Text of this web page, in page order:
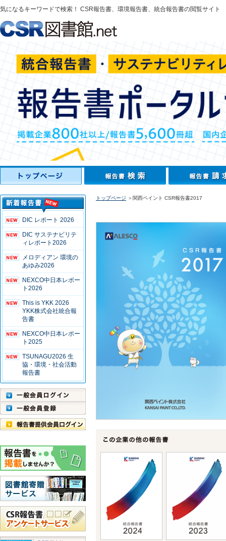
気になるキーワードで検索！ CSR報告書、環境報告書、統合報告書の閲覧サイト
DIC レポート 2026
DIC サステナビリテ
ィレポート2026
メロディアン 環境の
あゆみ2026
NEXCO中日本レポー
ト2026
This is YKK 2026
YKK株式会社統合報
告書
NEXCO中日本レポー
ト2025
TSUNAGU2026 生
協・環境・社会活動
報告書
トップページ ＞関西ペイント CSR報告書2017